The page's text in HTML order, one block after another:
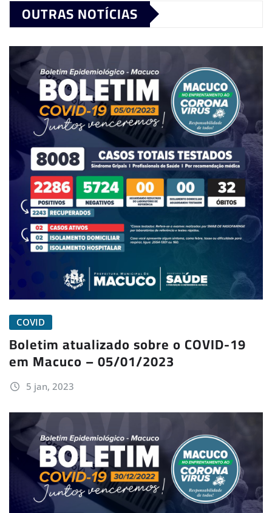
OUTRAS NOTÍCIAS
COVID
Boletim atualizado sobre o COVID-19
em Macuco – 05/01/2023
5 jan, 2023